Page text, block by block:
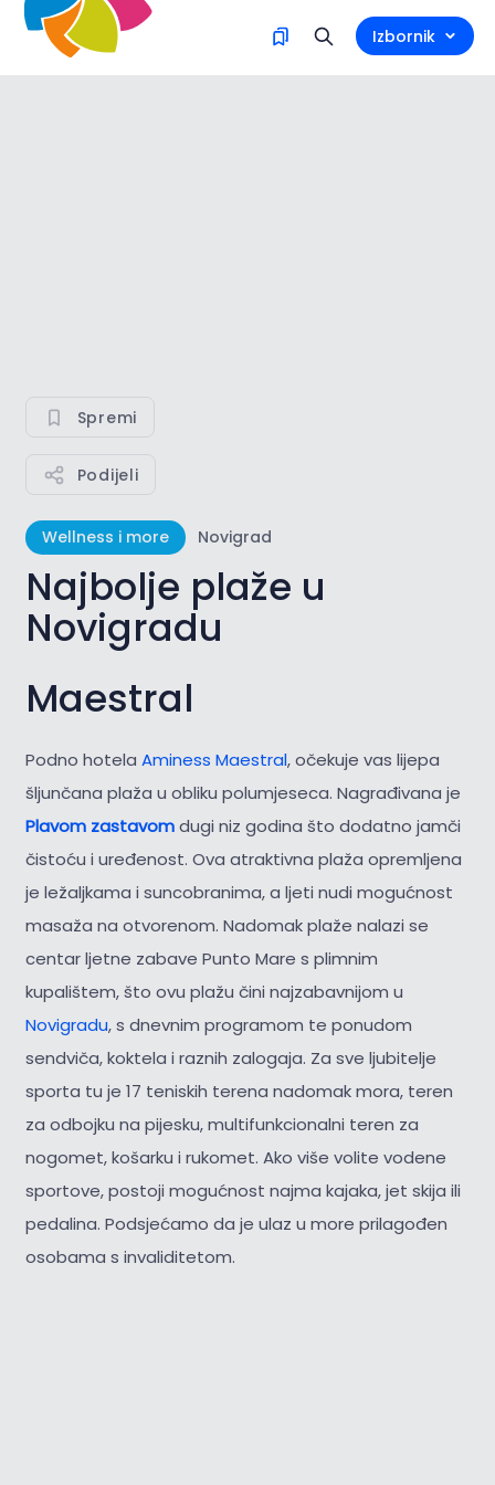
Izbornik
Spremi
Podijeli
Wellness i more Novigrad
Najbolje plaže u
Novigradu
Maestral
Podno hotela Aminess Maestral, očekuje vas lijepa
šljunčana plaža u obliku polumjeseca. Nagrađivana je
Plavom zastavomdugi niz godina što dodatno jamči
čistoću i uređenost. Ova atraktivna plaža opremljena
je ležaljkama i suncobranima, a ljeti nudi mogućnost
masaža na otvorenom. Nadomak plaže nalazi se
centar ljetne zabave Punto Mare s plimnim
kupalištem, što ovu plažu čini najzabavnijom u
Novigradu, s dnevnim programom te ponudom
sendviča, koktela i raznih zalogaja. Za sve ljubitelje
sporta tu je 17 teniskih terena nadomak mora, teren
za odbojku na pijesku, multifunkcionalni teren za
nogomet, košarku i rukomet. Ako više volite vodene
sportove, postoji mogućnost najma kajaka, jet skija ili
pedalina. Podsjećamo da je ulaz u more prilagođen
osobama s invaliditetom.